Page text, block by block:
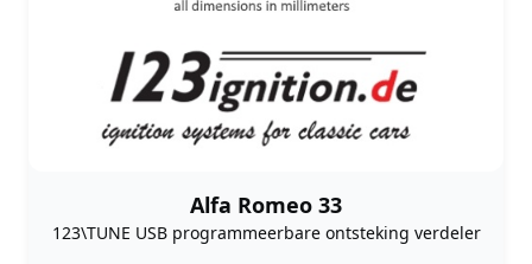
Alfa Romeo 33
123\TUNE USB programmeerbare ontsteking verdeler